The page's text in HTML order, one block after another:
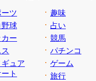
ーツ
野球
ー
ギュア
ト
趣味
占い
競馬
パチンコ
ゲーム
旅行